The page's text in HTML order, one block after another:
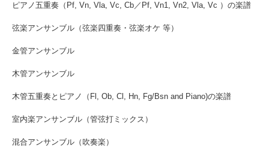
ピアノ五重奏（Pf, Vn, Vla, Vc, Cb／Pf, Vn1, Vn2, Vla, Vc ）の楽譜
弦楽アンサンブル（弦楽四重奏・弦楽オケ 等）
金管アンサンブル
木管アンサンブル
木管五重奏とピアノ（Fl, Ob, Cl, Hn, Fg/Bsn and Piano)の楽譜
室内楽アンサンブル（管弦打ミックス）
混合アンサンブル（吹奏楽）